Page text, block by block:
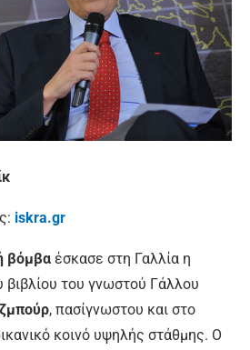
iskra.gr
βόμβα έσκασε στη Γαλλία η
βιβλίου του γνωστού Γάλλου
, πασίγνωστου και στο
κοινό υψηλής στάθμης. Ο